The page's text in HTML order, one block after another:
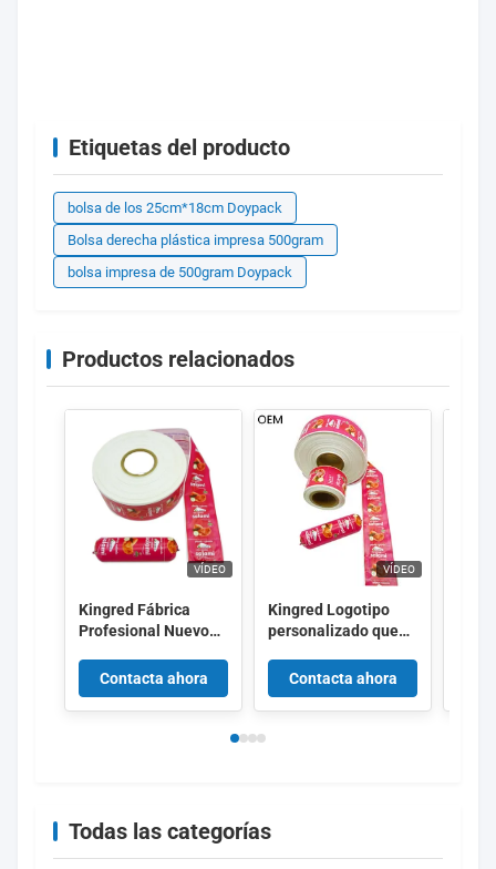
Etiquetas del producto
bolsa de los 25cm*18cm Doypack
Bolsa derecha plástica impresa 500gram
bolsa impresa de 500gram Doypack
Productos relacionados
VÍDEO
Kingred Fábrica
Profesional Nuevo
Casing de plástico
de grado alimenticio
OEM
Contacta ahora
VÍDEO
Kingred Logotipo
personalizado que
plástica China de la
cubierta de la
salchicha de PVDC
Contacta ahora
Todas las categorías